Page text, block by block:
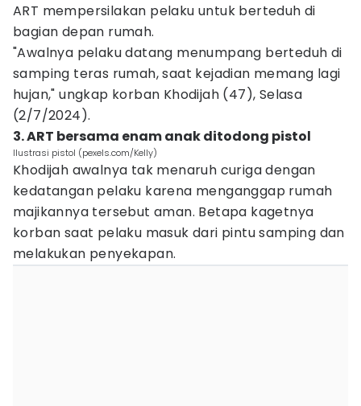
ART mempersilakan pelaku untuk berteduh di
bagian depan rumah.
"Awalnya pelaku datang menumpang berteduh di
samping teras rumah, saat kejadian memang lagi
hujan," ungkap korban Khodijah (47), Selasa
(2/7/2024).
3. ART bersama enam anak ditodong pistol
Ilustrasi pistol (pexels.com/Kelly)
Khodijah awalnya tak menaruh curiga dengan
kedatangan pelaku karena menganggap rumah
majikannya tersebut aman. Betapa kagetnya
korban saat pelaku masuk dari pintu samping dan
melakukan penyekapan.